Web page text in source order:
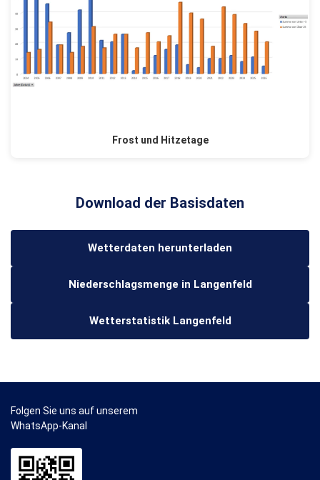
Frost und Hitzetage
Download der Basisdaten
Wetterdaten herunterladen
Niederschlagsmenge in Langenfeld
Wetterstatistik Langenfeld
Folgen Sie uns auf unserem
WhatsApp-Kanal